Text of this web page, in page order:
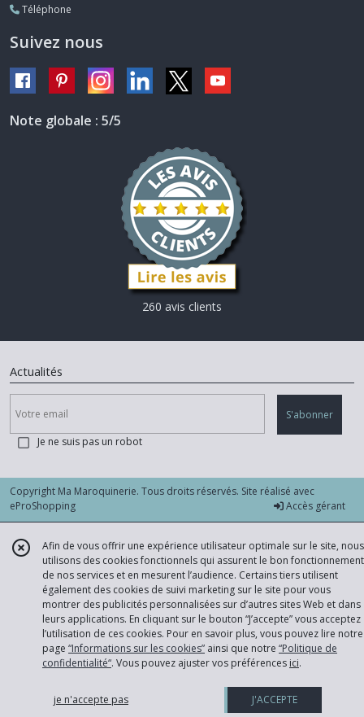
Téléphone
Suivez nous
Note globale : 5/5
260 avis clients
Actualités
S'abonner
Je ne suis pas un robot
Copyright Ma Maroquinerie. Tous droits réservés. Site réalisé avec
eProShopping
Accès gérant
Afin de vous offrir une expérience utilisateur optimale sur le site, nous
utilisons des cookies fonctionnels qui assurent le bon fonctionnement
de nos services et en mesurent l’audience. Certains tiers utilisent
également des cookies de suivi marketing sur le site pour vous
montrer des publicités personnalisées sur d’autres sites Web et dans
leurs applications. En cliquant sur le bouton “J’accepte” vous acceptez
l’utilisation de ces cookies. Pour en savoir plus, vous pouvez lire notre
page “Informations sur les cookies” ainsi que notre “Politique de
confidentialité“. Vous pouvez ajuster vos préférences ici.
je n'accepte pas J'ACCEPTE